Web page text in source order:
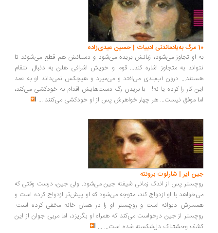
10 مرگ به‌یادماندنی ادبیات | حسین عیدی‌زاده
به او تجاوز می‌شود، زبانش بریده می‌شود و دستانش هم قطع می‌شوند تا
نتواند به متجاوز اشاره کند... قوم و خویش اشرافی هلن به دنبال انتقام
هستند... درون آب‌بندی می‌افتد و می‌میرد و هیچکس نمی‌داند او به عمد
این کار را کرده یا نه!... با بریدن رگ دست‌هایش اقدام به خودکشی می‌کند،
اما موفق نیست... هر چهار خواهرش پس از او خودکشی می‌کنند ...
جین ایر | شارلوت برونته
روچستر پس از اندک زمانی شیفته جین می‌شود. ولی جین، درست وقتی که
می‌خواهد با او ازدواج کند، متوجه می‌شود که او پیش‌تر ازدواج کرده است و
همسرش دیوانه است و روچستر او را در همان خانه مخفی کرده است.
روچستر از جین درخواست می‌کند که همراه او بگریزد، اما مربی جوان از این
کشف وحشتناک دل‌شکسته شده است... ...